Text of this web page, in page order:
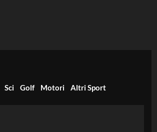
Sci Golf Motori Altri Sport